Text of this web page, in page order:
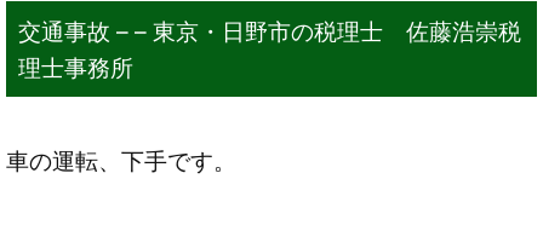
交通事故 – – 東京・日野市の税理士 佐藤浩崇税
理士事務所
車の運転、下手です。